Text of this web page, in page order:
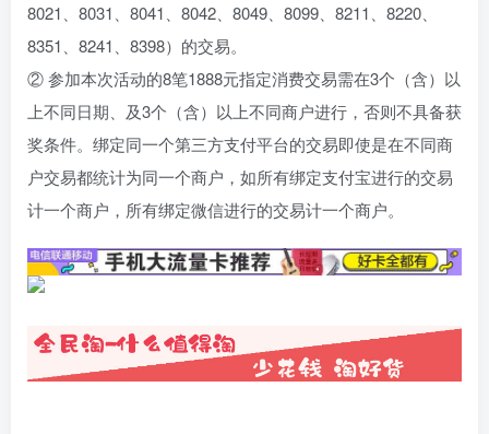
8021、8031、8041、8042、8049、8099、8211、8220、
8351、8241、8398）的交易。
② 参加本次活动的8笔1888元指定消费交易需在3个（含）以
上不同日期、及3个（含）以上不同商户进行，否则不具备获
奖条件。绑定同一个第三方支付平台的交易即使是在不同商
户交易都统计为同一个商户，如所有绑定支付宝进行的交易
计一个商户，所有绑定微信进行的交易计一个商户。